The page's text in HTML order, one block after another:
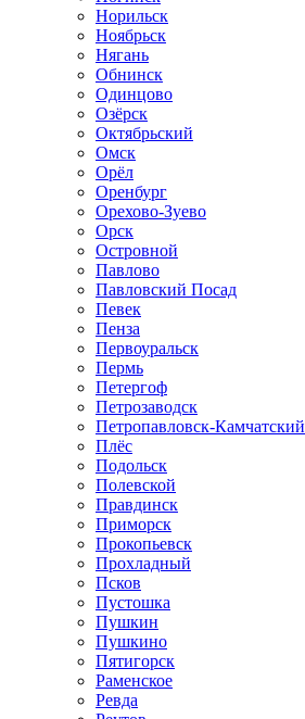
Норильск
Ноябрьск
Нягань
Обнинск
Одинцово
Озёрск
Октябрьский
Омск
Орёл
Оренбург
Орехово-Зуево
Орск
Островной
Павлово
Павловский Посад
Певек
Пенза
Первоуральск
Пермь
Петергоф
Петрозаводск
Петропавловск-Камчатский
Плёс
Подольск
Полевской
Правдинск
Приморск
Прокопьевск
Прохладный
Псков
Пустошка
Пушкин
Пушкино
Пятигорск
Раменское
Ревда